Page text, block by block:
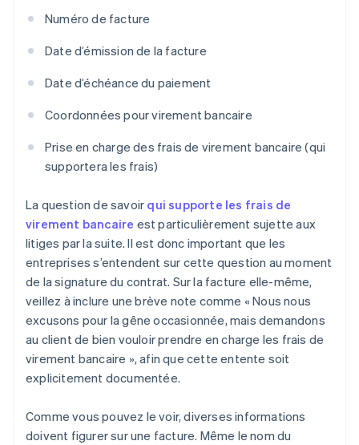
Numéro de facture
Date d’émission de la facture
Date d’échéance du paiement
Coordonnées pour virement bancaire
Prise en charge des frais de virement bancaire (qui
supportera les frais)
La question de savoir qui supporte les frais de
virement bancaire est particulièrement sujette aux
litiges par la suite. Il est donc important que les
entreprises s’entendent sur cette question au moment
de la signature du contrat. Sur la facture elle-même,
veillez à inclure une brève note comme « Nous nous
excusons pour la gêne occasionnée, mais demandons
au client de bien vouloir prendre en charge les frais de
virement bancaire », afin que cette entente soit
explicitement documentée.
Comme vous pouvez le voir, diverses informations
doivent figurer sur une facture. Même le nom du